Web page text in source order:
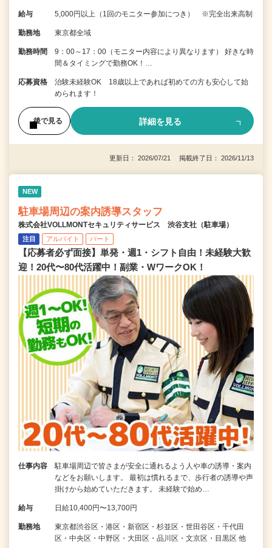
給与 5,000円以上（1回のモニター参加につき） ※完全出来高制
勤務地 東京都全域
勤務時間
9：00～17：00（モニター内容により異なります） 好きな時
間＆タイミングで勤務OK！…
応募資格
治験未経験OK 18歳以上であれば初めての方も安心して始
められます！
後で見る 詳細を見る
更新日： 2026/07/21 掲載終了日： 2026/11/13
NEW
駐車場周辺の案内誘導スタッフ
株式会社VOLLMONTセキュリティサービス 渋谷支社（駐車場）
注目 アルバイト パート
【応募者必ず面接】単発・週1・シフト自由！未経験大歓
迎！20代〜80代活躍中！副業・WワークOK！
仕事内容
駐車場周辺で皆さまが安全に通れるよう人や車の誘導・案内
などをお願いします。 最初は慣れるまで、歩行者の誘導や声
掛けから始めていただきます。 未経験で始め…
給与 日給10,400円〜13,700円
勤務地
東京都渋谷区・港区・新宿区・杉並区・世田谷区・千代田
区・中央区・中野区・大田区・品川区・文京区・目黒区 他